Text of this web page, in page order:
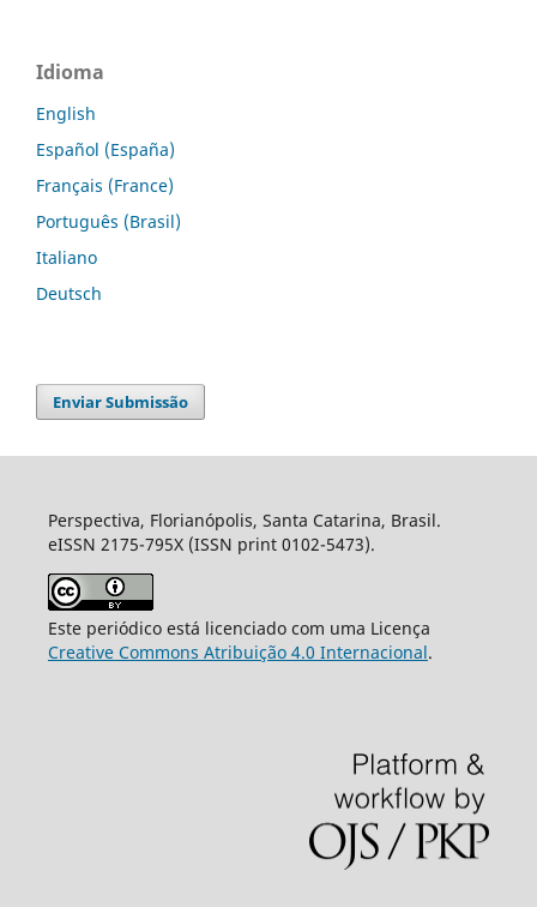
Idioma
English
Español (España)
Français (France)
Português (Brasil)
Italiano
Deutsch
Enviar Submissão
Perspectiva, Florianópolis, Santa Catarina, Brasil.
eISSN 2175-795X (ISSN print 0102-5473).
Este periódico está licenciado com uma Licença
Creative Commons Atribuição 4.0 Internacional.